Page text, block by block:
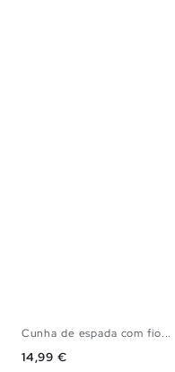
Cunha de espada com fio...
Preço
14,99 €